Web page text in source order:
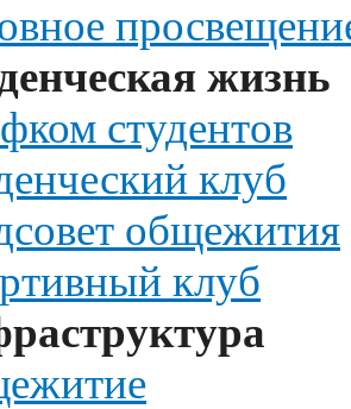
жизнь
студентов
клуб
общежития
клуб